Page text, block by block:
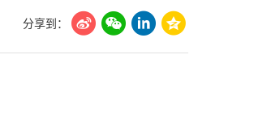
美国临床肿瘤学会(ASCO)
分享到：